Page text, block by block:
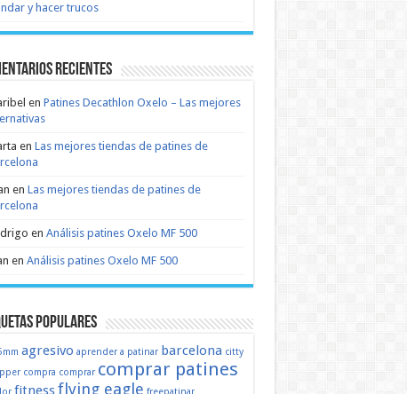
y hacer trucos
recientes
en Patines Decathlon Oxelo – Las mejores
en Las mejores tiendas de patines de
en Las mejores tiendas de patines de
en Análisis patines Oxelo MF 500
en Análisis patines Oxelo MF 500
populares
agresivo aprender a patinar barcelona citty
compra comprar comprar patines
fitnessflying eagle